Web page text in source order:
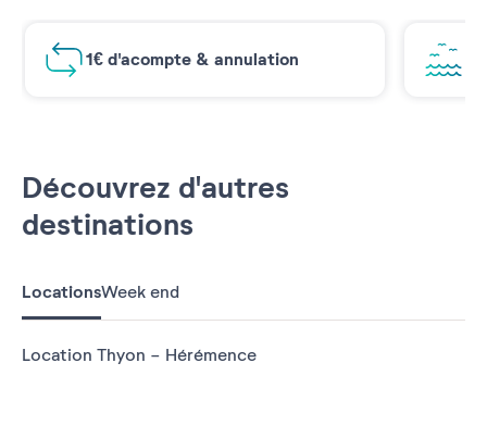
1€ d'acompte & annulation
Découvrez d'autres
destinations
LocationsWeek end
Location Thyon - Hérémence